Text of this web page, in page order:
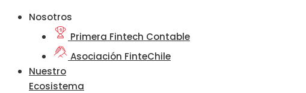
Nosotros
Primera Fintech Contable
Asociación FinteChile
Nuestro
Ecosistema